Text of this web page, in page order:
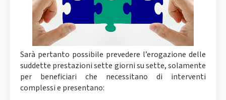
Sarà pertanto possibile prevedere l’erogazione delle
suddette prestazioni sette giorni su sette, solamente
per beneficiari che necessitano di interventi
complessi e presentano: